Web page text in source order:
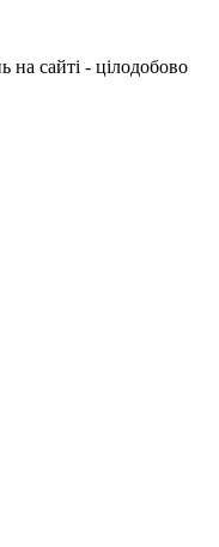
на сайті - цілодобово